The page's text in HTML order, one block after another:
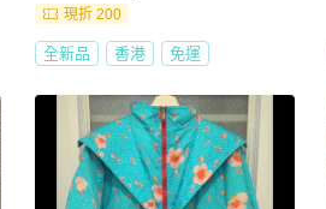
現折 200
全新品 香港 免運